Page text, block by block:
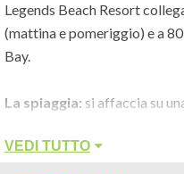
Legends Beach Resort
(mattina e pomeriggio) e a
Bay.
La spiaggia: si affaccia su
apposite scalette. Dispone
VEDI TUTTO